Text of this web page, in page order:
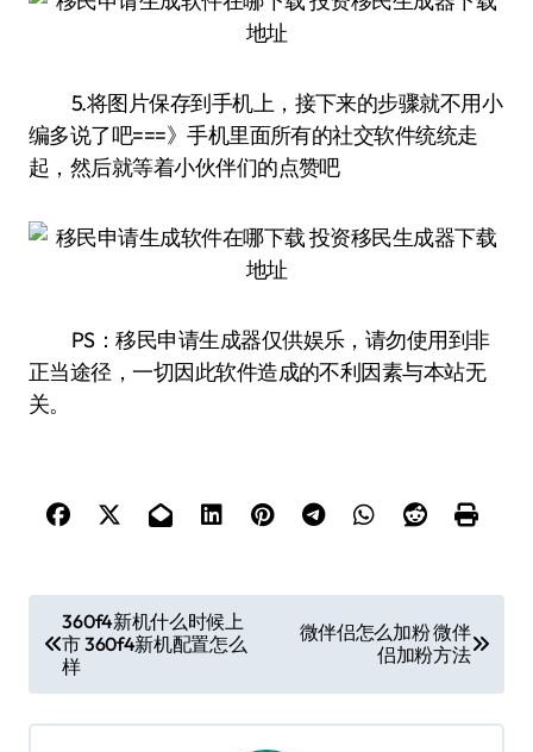
5.将图片保存到手机上，接下来的步骤就不用小
编多说了吧===》手机里面所有的社交软件统统走
起，然后就等着小伙伴们的点赞吧
PS：移民申请生成器仅供娱乐，请勿使用到非
正当途径，一切因此软件造成的不利因素与本站无
关。
章
导
航
360f4新机什么时候上
市 360f4新机配置怎么
样
微伴侣怎么加粉 微伴
侣加粉方法